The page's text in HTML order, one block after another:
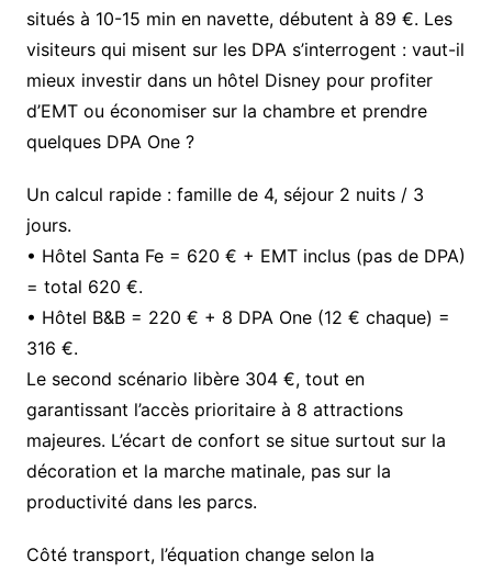
situés à 10-15 min en navette, débutent à 89 €. Les
visiteurs qui misent sur les DPA s’interrogent : vaut-il
mieux investir dans un hôtel Disney pour profiter
d’EMT ou économiser sur la chambre et prendre
quelques DPA One ?
Un calcul rapide : famille de 4, séjour 2 nuits / 3
jours.
• Hôtel Santa Fe = 620 € + EMT inclus (pas de DPA)
= total 620 €.
• Hôtel B&B = 220 € + 8 DPA One (12 € chaque) =
316 €.
Le second scénario libère 304 €, tout en
garantissant l’accès prioritaire à 8 attractions
majeures. L’écart de confort se situe surtout sur la
décoration et la marche matinale, pas sur la
productivité dans les parcs.
Côté transport, l’équation change selon la